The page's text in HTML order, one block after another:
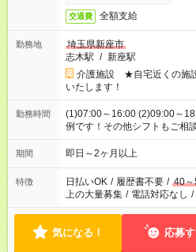
交通費 全額支給
勤務地
埼玉県新座市
志木駅 / 新座駅
介護施設 ★自宅近くの施
いたします！
勤務時間
(1)07:00～16:00 (2)09:00～18:00
例です！その他シフトもご相
期間 即日～2ヶ月以上
特徴 日払いOK / 履歴書不要 / 40
上の大量募集 / 電話対応なし /
気になる！ 応募